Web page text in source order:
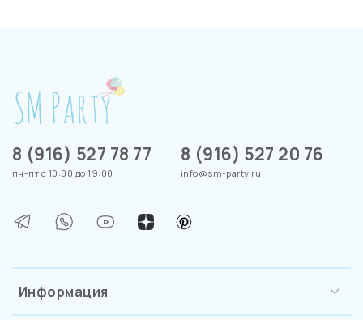
Информация
8 (916) 527 78 77
пн-пт с 10:00 до 19:00
8 (916) 527 20 76
info@sm-party.ru